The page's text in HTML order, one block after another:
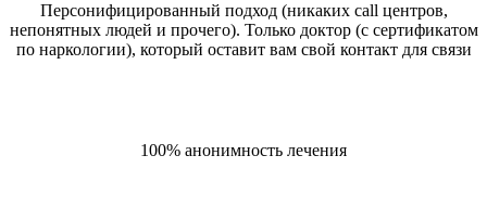
Персонифицированный подход (никаких call центров,
непонятных людей и прочего). Только доктор (с сертификатом
по наркологии), который оставит вам свой контакт для связи
100% анонимность лечения